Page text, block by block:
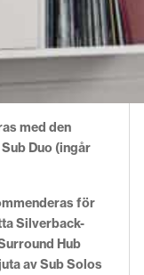
med den
Duo (ingår
för
Silverback-
Hub
av Sub Solos